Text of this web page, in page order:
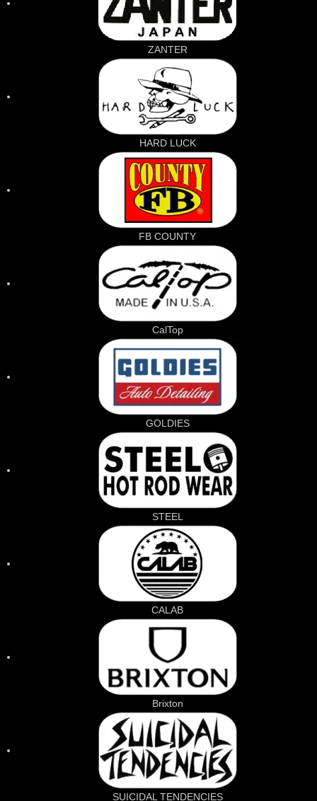
ZANTER
HARD LUCK
FB COUNTY
CalTop
GOLDIES
STEEL
CALAB
Brixton
SUICIDAL TENDENCIES